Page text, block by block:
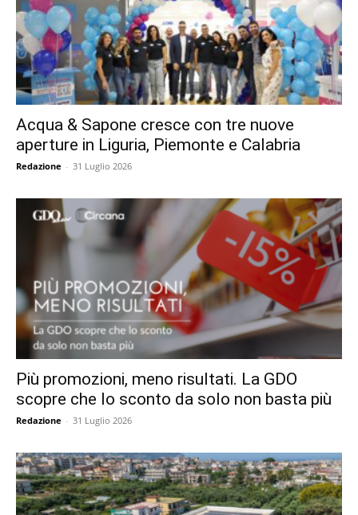
Acqua & Sapone cresce con tre nuove
aperture in Liguria, Piemonte e Calabria
Redazione - 31 Luglio 2026
Più promozioni, meno risultati. La GDO
scopre che lo sconto da solo non basta più
Redazione - 31 Luglio 2026